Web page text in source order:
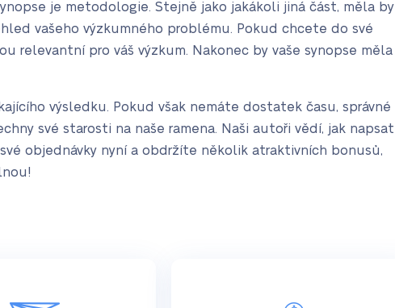
je metodologie. Stejně jako jakákoli jiná část, měla by
vašeho výzkumného problému. Pokud chcete do své
relevantní pro váš výzkum. Nakonec by vaše synopse měla
výsledku. Pokud však nemáte dostatek času, správné
své starosti na naše ramena. Naši autoři vědí, jak napsat
objednávky nyní a obdržíte několik atraktivních bonusů,